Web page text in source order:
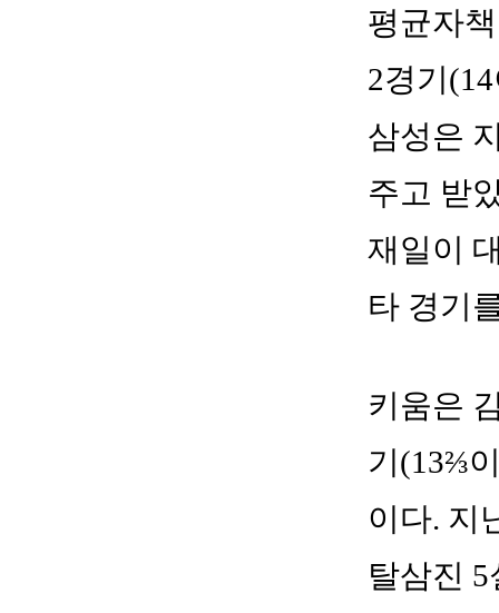
평균자
2경기
삼성은
주고 받
재일이
타 경기
키움은
기(13⅔
이다. 지
탈삼진